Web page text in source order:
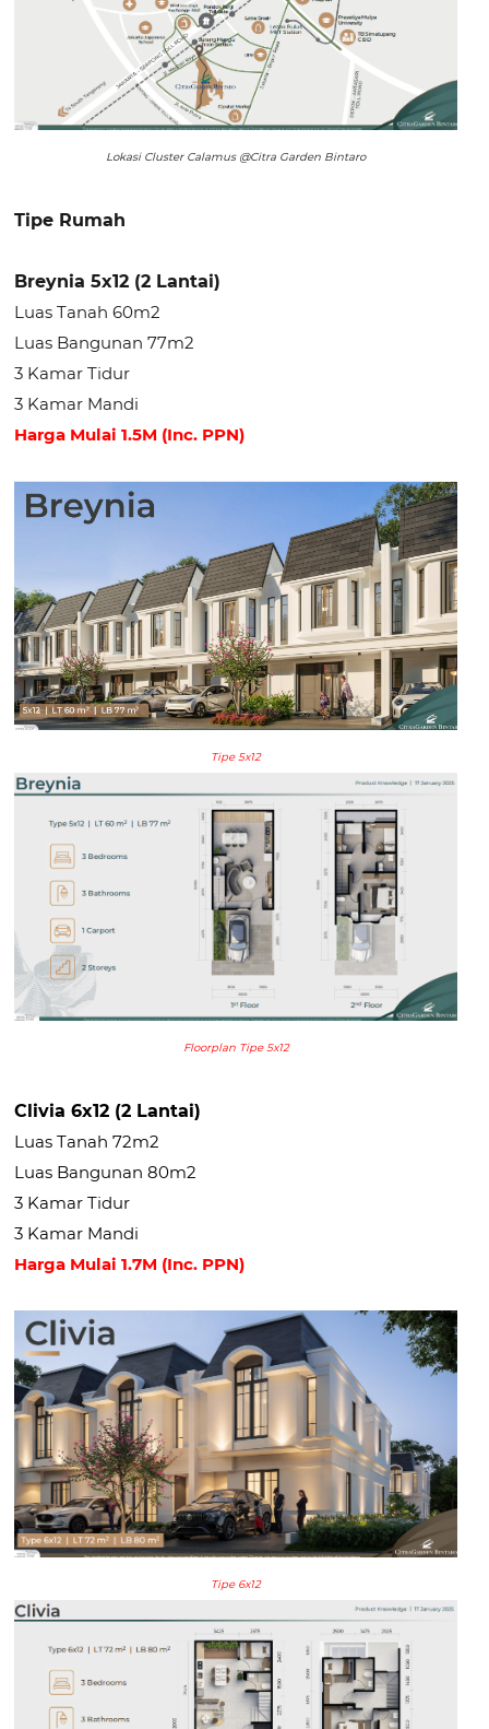
Lokasi Cluster Calamus @Citra Garden Bintaro
Tipe Rumah
Breynia 5x12 (2 Lantai)
Luas Tanah 60m2
Luas Bangunan 77m2
3 Kamar Tidur
3 Kamar Mandi
Harga Mulai 1.5M (Inc. PPN)
Tipe 5x12
Floorplan Tipe 5x12
Clivia 6x12 (2 Lantai)
Luas Tanah 72m2
Luas Bangunan 80m2
3 Kamar Tidur
3 Kamar Mandi
Harga Mulai 1.7M (Inc. PPN)
Tipe 6x12